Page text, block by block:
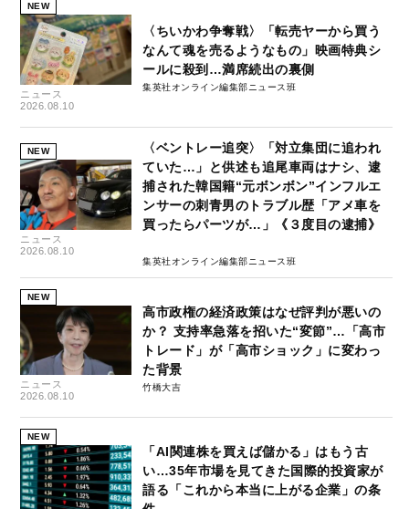
NEW
ニュース
2026.08.10
〈ちいかわ争奪戦〉「転売ヤーから買う
なんて魂を売るようなもの」映画特典シ
ールに殺到…満席続出の裏側
集英社オンライン編集部ニュース班
NEW
ニュース
2026.08.10
〈ベントレー追突〉「対立集団に追われ
ていた…」と供述も追尾車両はナシ、逮
捕された韓国籍“元ボンボン”インフルエ
ンサーの刺青男のトラブル歴「アメ車を
買ったらパーツが…」《３度目の逮捕》
集英社オンライン編集部ニュース班
NEW
ニュース
2026.08.10
高市政権の経済政策はなぜ評判が悪いの
か？ 支持率急落を招いた“変節”…「高市
トレード」が「高市ショック」に変わっ
た背景
竹橋大吉
NEW
「AI関連株を買えば儲かる」はもう古
い…35年市場を見てきた国際的投資家が
語る「これから本当に上がる企業」の条